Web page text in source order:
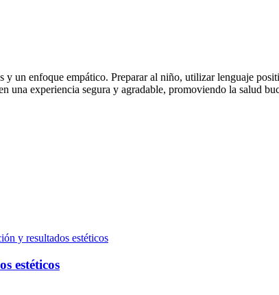
y un enfoque empático. Preparar al niño, utilizar lenguaje
una experiencia segura y agradable, promoviendo la salud
estéticos